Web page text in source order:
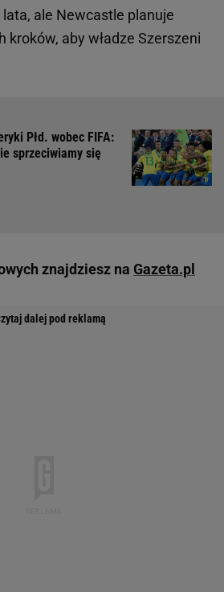
ale Newcastle planuje
kroków, aby władze Szerszeni
Płd. wobec FIFA:
sprzeciwiamy się
znajdziesz na Gazeta.pl